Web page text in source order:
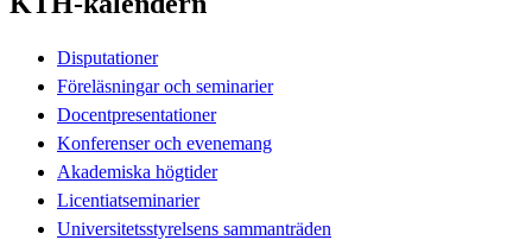
Disputationer
Föreläsningar och seminarier
Docentpresentationer
Konferenser och evenemang
Akademiska högtider
Licentiatseminarier
Universitetsstyrelsens sammanträden